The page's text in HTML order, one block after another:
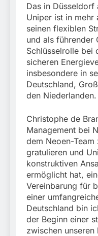
Das in Düsseldorf
Uniper ist in mehr
seinen flexiblen
und als führender
Schlüsselrolle bei
sicheren
insbesondere in
Deutschland,
den Niederlanden.
Christophe de
Management bei
dem Neoen-
gratulieren und
konstruktiven
ermöglicht hat,
Vereinbarung für
einer
Deutschland bin
der Beginn einer
zwischen unseren